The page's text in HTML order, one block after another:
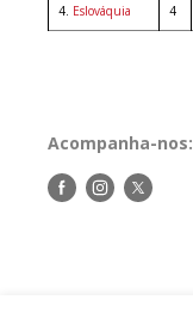
4. Eslováquia 4
Acompanha-nos:
Siga-Siga-Siga-